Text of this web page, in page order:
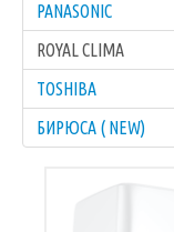
PANASONIC
ROYAL CLIMA
TOSHIBA
БИРЮСА ( NEW)